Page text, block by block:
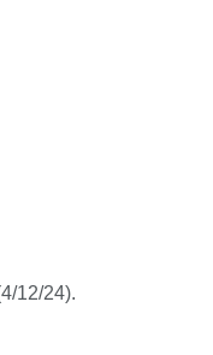
12/24).